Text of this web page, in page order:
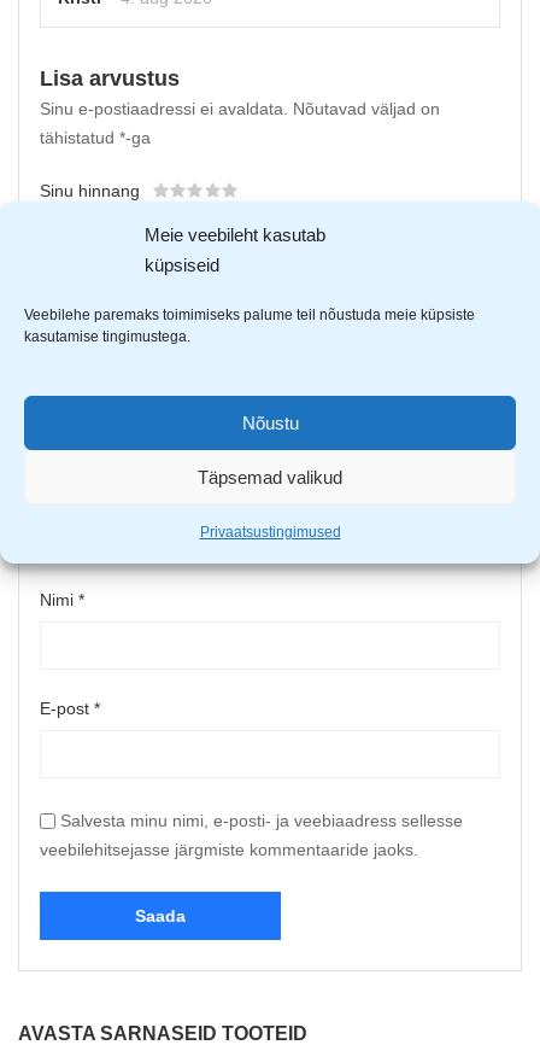
Meie veebileht kasutab
küpsiseid
Veebilehe paremaks toimimiseks palume teil nõustuda meie küpsiste
kasutamise tingimustega.
Nõustu
Täpsemad valikud
Privaatsustingimused
Lisa arvustus
Sinu e-postiaadressi ei avaldata.
Nõutavad väljad on
tähistatud *-ga
Sinu hinnang
Sinu arvustus*
Nimi *
E-post *
Salvesta minu nimi, e-posti- ja veebiaadress sellesse
veebilehitsejasse järgmiste kommentaaride jaoks.
AVASTA SARNASEID TOOTEID